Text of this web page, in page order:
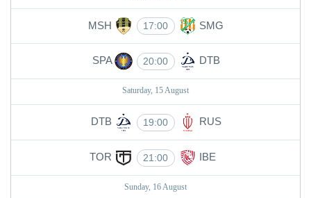
MSH 17:00 SMG
SPA 20:00 DTB
Saturday, 15 August
DTB 19:00 RUS
TOR 21:00 IBE
Sunday, 16 August